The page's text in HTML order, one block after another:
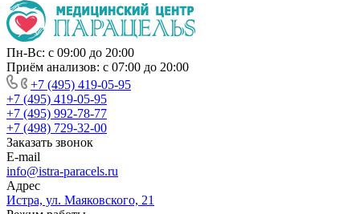
Пн-Вс: с 09:00 до 20:00
Приём анализов: с 07:00 до 20:00
+7 (495) 419-05-95
+7 (495) 419-05-95
+7 (495) 992-78-77
+7 (498) 729-32-00
Заказать звонок
E-mail
info@istra-paracels.ru
Адрес
Истра, ул. Маяковского, 21